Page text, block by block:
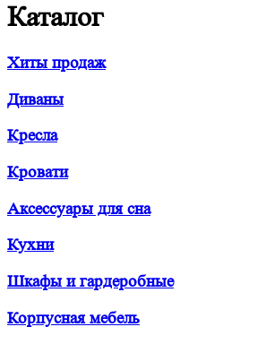
Каталог
Хиты продаж
Диваны
Кресла
Кровати
Аксессуары для сна
Кухни
Шкафы и гардеробные
Корпусная мебель